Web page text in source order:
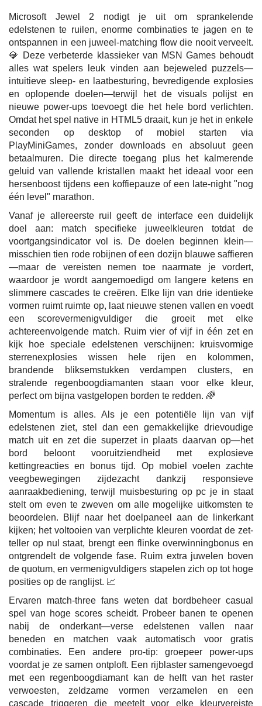
Microsoft Jewel 2 nodigt je uit om sprankelende
edelstenen te ruilen, enorme combinaties te jagen en te
ontspannen in een juweel-matching flow die nooit verveelt.
💎 Deze verbeterde klassieker van MSN Games behoudt
alles wat spelers leuk vinden aan bejeweled puzzels—
intuitieve sleep- en laatbesturing, bevredigende explosies
en oplopende doelen—terwijl het de visuals polijst en
nieuwe power-ups toevoegt die het hele bord verlichten.
Omdat het spel native in HTML5 draait, kun je het in enkele
seconden op desktop of mobiel starten via
PlayMiniGames, zonder downloads en absoluut geen
betaalmuren. Die directe toegang plus het kalmerende
geluid van vallende kristallen maakt het ideaal voor een
hersenboost tijdens een koffiepauze of een late-night "nog
één level" marathon.
Vanaf je allereerste ruil geeft de interface een duidelijk
doel aan: match specifieke juweelkleuren totdat de
voortgangsindicator vol is. De doelen beginnen klein—
misschien tien rode robijnen of een dozijn blauwe saffieren
—maar de vereisten nemen toe naarmate je vordert,
waardoor je wordt aangemoedigd om langere ketens en
slimmere cascades te creëren. Elke lijn van drie identieke
vormen ruimt ruimte op, laat nieuwe stenen vallen en voedt
een scorevermenigvuldiger die groeit met elke
achtereenvolgende match. Ruim vier of vijf in één zet en
kijk hoe speciale edelstenen verschijnen: kruisvormige
sterrenexplosies wissen hele rijen en kolommen,
brandende bliksemstukken verdampen clusters, en
stralende regenboogdiamanten staan voor elke kleur,
perfect om bijna vastgelopen borden te redden. 🌈
Momentum is alles. Als je een potentiële lijn van vijf
edelstenen ziet, stel dan een gemakkelijke drievoudige
match uit en zet die superzet in plaats daarvan op—het
bord beloont vooruitziendheid met explosieve
kettingreacties en bonus tijd. Op mobiel voelen zachte
veegbewegingen zijdezacht dankzij responsieve
aanraakbediening, terwijl muisbesturing op pc je in staat
stelt om even te zweven om alle mogelijke uitkomsten te
beoordelen. Blijf naar het doelpaneel aan de linkerkant
kijken; het voltooien van verplichte kleuren voordat de zet-
teller op nul staat, brengt een flinke overwinningbonus en
ontgrendelt de volgende fase. Ruim extra juwelen boven
de quotum, en vermenigvuldigers stapelen zich op tot hoge
posities op de ranglijst. 📈
Ervaren match-three fans weten dat bordbeheer casual
spel van hoge scores scheidt. Probeer banen te openen
nabij de onderkant—verse edelstenen vallen naar
beneden en matchen vaak automatisch voor gratis
combinaties. Een andere pro-tip: groepeer power-ups
voordat je ze samen ontploft. Een rijblaster samengevoegd
met een regenboogdiamant kan de helft van het raster
verwoesten, zeldzame vormen verzamelen en een
cascade triggeren die meetelt voor elke kleurvereiste